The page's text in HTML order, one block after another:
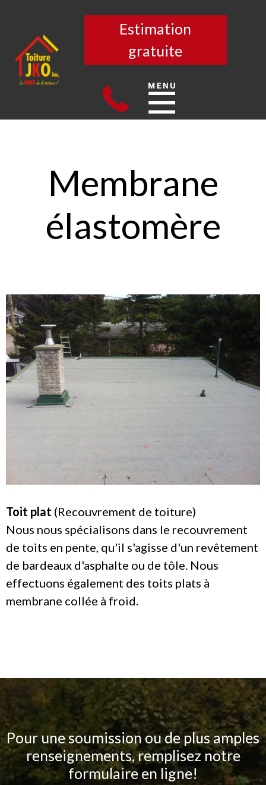
Estimation
gratuite
Membrane
élastomère
Toit plat (Recouvrement de toiture)
Nous nous spécialisons dans le recouvrement
de toits en pente, qu'il s'agisse d'un revêtement
de bardeaux d'asphalte ou de tôle. Nous
effectuons également des toits plats à
membrane collée à froid.
Pour une soumission ou de plus amples
renseignements, remplisez notre
formulaire en ligne!